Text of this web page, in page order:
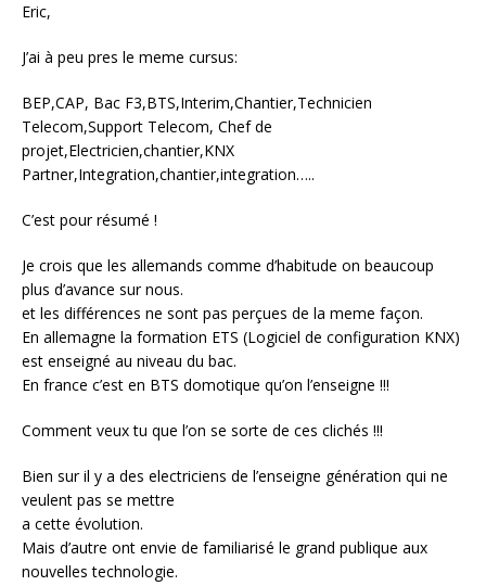
Eric,
J’ai à peu pres le meme cursus:
BEP,CAP, Bac F3,BTS,Interim,Chantier,Technicien
Telecom,Support Telecom, Chef de
projet,Electricien,chantier,KNX
Partner,Integration,chantier,integration…..
C’est pour résumé !
Je crois que les allemands comme d’habitude on beaucoup
plus d’avance sur nous.
et les différences ne sont pas perçues de la meme façon.
En allemagne la formation ETS (Logiciel de configuration KNX)
est enseigné au niveau du bac.
En france c’est en BTS domotique qu’on l’enseigne !!!
Comment veux tu que l’on se sorte de ces clichés !!!
Bien sur il y a des electriciens de l’enseigne génération qui ne
veulent pas se mettre
a cette évolution.
Mais d’autre ont envie de familiarisé le grand publique aux
nouvelles technologie.